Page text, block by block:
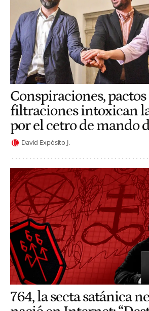
Conspiraciones,
filtraciones intoxican
por el cetro de mando
David Expósito J.
764, la secta satánica